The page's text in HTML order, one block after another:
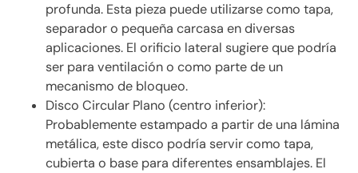
profunda. Esta pieza puede utilizarse como tapa,
separador o pequeña carcasa en diversas
aplicaciones. El orificio lateral sugiere que podría
ser para ventilación o como parte de un
mecanismo de bloqueo.
Disco Circular Plano (centro inferior):
Probablemente estampado a partir de una lámina
metálica, este disco podría servir como tapa,
cubierta o base para diferentes ensamblajes. El